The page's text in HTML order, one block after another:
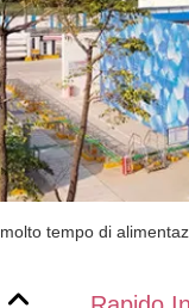
tempo di